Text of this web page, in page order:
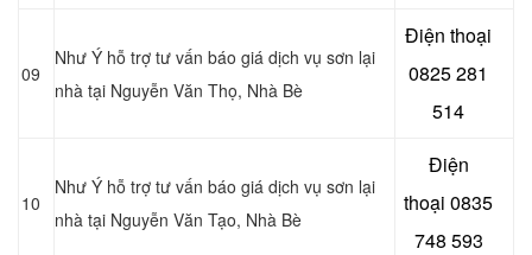
09
Như Ý hỗ trợ tư vấn báo giá dịch vụ sơn lại
nhà tại Nguyễn Văn Thọ, Nhà Bè
Điện thoại
0825 281
514
10
Như Ý hỗ trợ tư vấn báo giá dịch vụ sơn lại
nhà tại Nguyễn Văn Tạo, Nhà Bè
Điện
thoại 0835
748 593